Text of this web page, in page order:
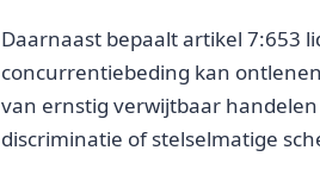
Daarnaast bepaalt artikel 7:653
concurrentiebeding kan
van ernstig verwijtbaar
discriminatie of stelselmatige